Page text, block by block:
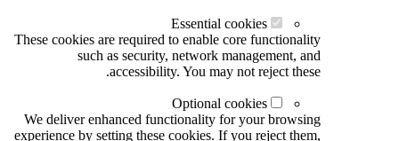
Essential cookies
These cookies are required to enable core functionality
such as security, network management, and
accessibility. You may not reject these.
Optional cookies
We deliver enhanced functionality for your browsing
experience by setting these cookies. If you reject them,